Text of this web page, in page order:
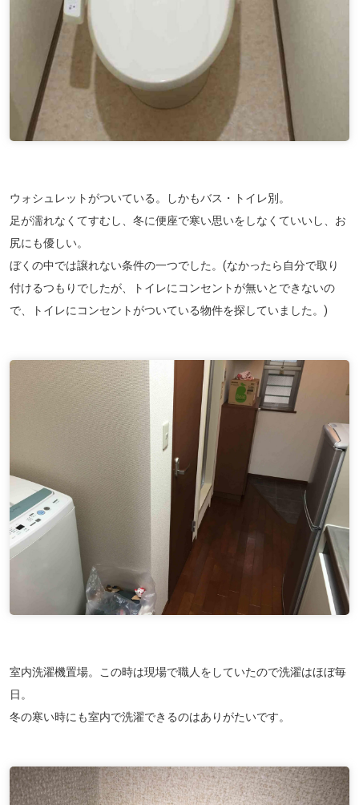
ウォシュレットがついている。しかもバス・トイレ別。
足が濡れなくてすむし、冬に便座で寒い思いをしなくていいし、お
尻にも優しい。
ぼくの中では譲れない条件の一つでした。(なかったら自分で取り
付けるつもりでしたが、トイレにコンセントが無いとできないの
で、トイレにコンセントがついている物件を探していました。)
室内洗濯機置場。この時は現場で職人をしていたので洗濯はほぼ毎
日。
冬の寒い時にも室内で洗濯できるのはありがたいです。